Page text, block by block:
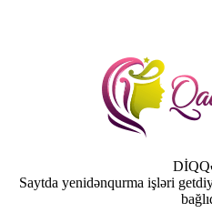
Saytda yenidənqurma işləri